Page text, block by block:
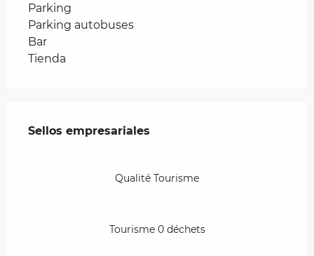
Parking
Parking autobuses
Bar
Tienda
Sellos empresariales
Sellos empresariales
Qualité Tourisme
Tourisme 0 déchets